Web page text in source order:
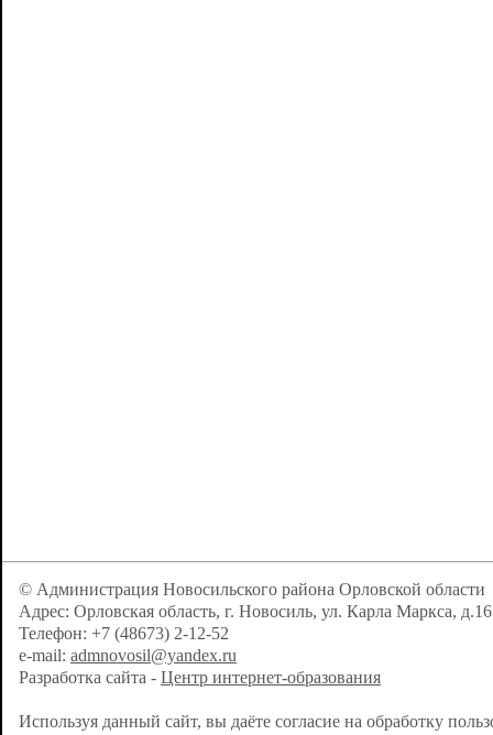
© Администрация Новосильского района Орловской области
Адрес: Орловская область, г. Новосиль, ул. Карла Маркса, д.16
Телефон: +7 (48673) 2-12-52
e-mail: admnovosil@yandex.ru
Разработка сайта - Центр интернет-образования
Используя данный сайт, вы даёте согласие на обработку